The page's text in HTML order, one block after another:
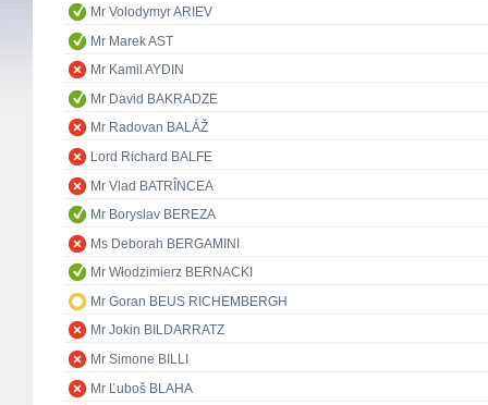
Mr Volodymyr ARIEV
Mr Marek AST
Mr Kamil AYDIN
Mr David BAKRADZE
Mr Radovan BALÁŽ
Lord Richard BALFE
Mr Vlad BATRÎNCEA
Mr Boryslav BEREZA
Ms Deborah BERGAMINI
Mr Włodzimierz BERNACKI
Mr Goran BEUS RICHEMBERGH
Mr Jokin BILDARRATZ
Mr Simone BILLI
Mr Ľuboš BLAHA